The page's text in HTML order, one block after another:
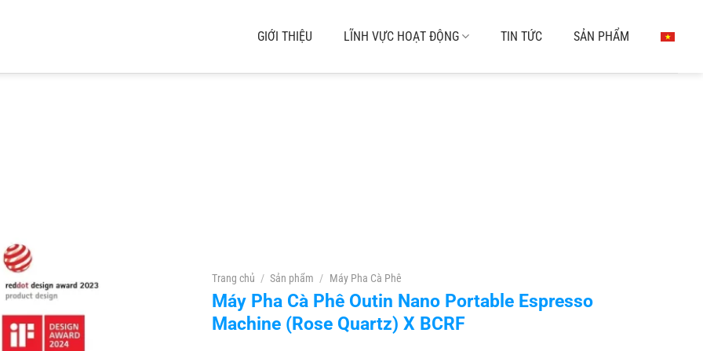
GIỚI THIỆU LĨNH VỰC HOẠT ĐỘNG TIN TỨC SẢN PHẨM
Trang chủ / Sản phẩm / Máy Pha Cà Phê
Máy Pha Cà Phê Outin Nano Portable Espresso
Machine (Rose Quartz) X BCRF